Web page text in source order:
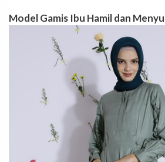
Model Gamis Ibu Hamil dan